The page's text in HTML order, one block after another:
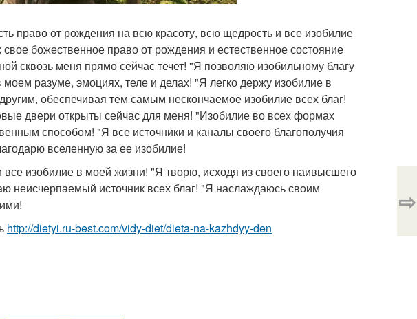
право от рождения на всю красоту, всю щедрость и все изобилие
божественное право от рождения и естественное состояние
сквозь меня прямо сейчас течет! "Я позволяю изобильному благу
разуме, эмоциях, теле и делах! "Я легко держу изобилие в
обеспечивая тем самым нескончаемое изобилие всех благ!
двери открыты сейчас для меня! "Изобилие во всех формах
способом! "Я все источники и каналы своего благополучия
вселенную за ее изобилие!
изобилие в моей жизни! "Я творю, исходя из своего наивысшего
неисчерпаемый источник всех благ! "Я наслаждаюсь своим
http://dietyi.ru-best.com/vidy-diet/dieta-na-kazhdyy-den
⇨